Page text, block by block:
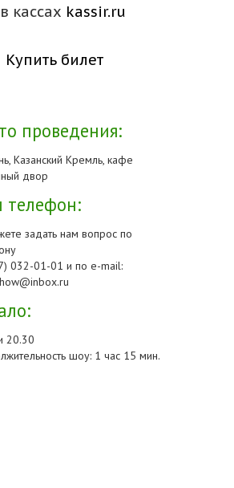
кассах kassir.ru
Купить билет
проведения:
Казанский Кремль, кафе
двор
задать нам вопрос по
032-01-01 и по e-mail:
20.30
шоу: 1 час 15 мин.